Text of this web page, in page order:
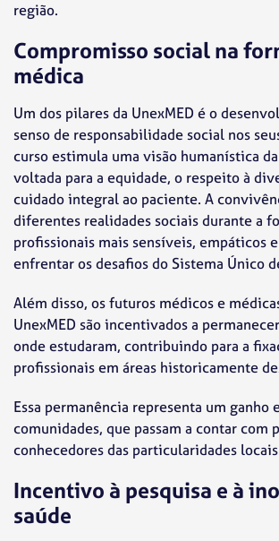
região.
Compromisso social na
médica
Um dos pilares da UnexMED é o
senso de responsabilidade social nos
curso estimula uma visão humanística
voltada para a equidade, o respeito à
cuidado integral ao paciente. A
diferentes realidades sociais durante a
profissionais mais sensíveis, empáticos
enfrentar os desafios do Sistema Único
Além disso, os futuros médicos e
UnexMED são incentivados a
onde estudaram, contribuindo para a
profissionais em áreas historicamente
Essa permanência representa um ganho
comunidades, que passam a contar com
conhecedores das particularidades
Incentivo à pesquisa e à
saúde